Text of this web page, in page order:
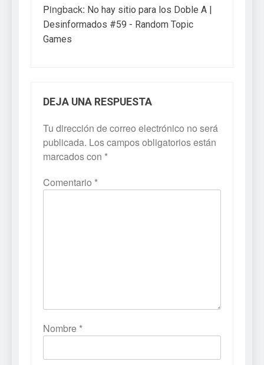
Pingback: No hay sitio para los Doble A |
Desinformados #59 - Random Topic
Games
DEJA UNA RESPUESTA
Tu dirección de correo electrónico no será
publicada. Los campos obligatorios están
marcados con *
Comentario *
Nombre *